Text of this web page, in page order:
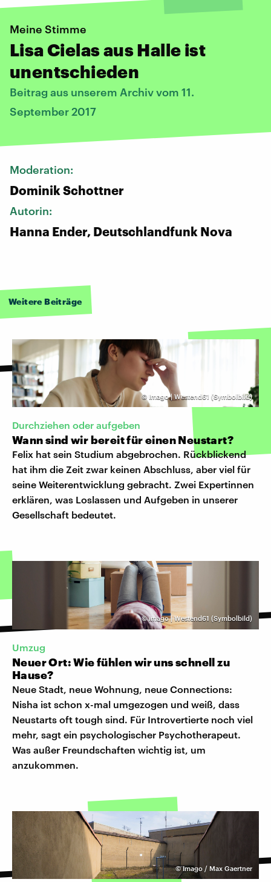
Meine Stimme
Lisa Cielas aus Halle ist
unentschieden
Beitrag aus unserem Archiv vom 11.
September 2017
Moderation:
Dominik Schottner
Autorin:
Hanna Ender, Deutschlandfunk Nova
Weitere Beiträge
© Imago | Westend61 (Symbolbild)
Durchziehen oder aufgeben
Wann sind wir bereit für einen Neustart?
Felix hat sein Studium abgebrochen. Rückblickend
hat ihm die Zeit zwar keinen Abschluss, aber viel für
seine Weiterentwicklung gebracht. Zwei Expertinnen
erklären, was Loslassen und Aufgeben in unserer
Gesellschaft bedeutet.
©imago | Westend61 (Symbolbild)
Umzug
Neuer Ort: Wie fühlen wir uns schnell zu
Hause?
Neue Stadt, neue Wohnung, neue Connections:
Nisha ist schon x-mal umgezogen und weiß, dass
Neustarts oft tough sind. Für Introvertierte noch viel
mehr, sagt ein psychologischer Psychotherapeut.
Was außer Freundschaften wichtig ist, um
anzukommen.
©Imago / Max Gaertner